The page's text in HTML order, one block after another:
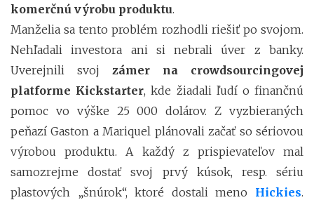
komerčnú výrobu produktu.
Manželia sa tento problém rozhodli riešiť po svojom.
Nehľadali investora ani si nebrali úver z banky.
Uverejnili svoj zámer na crowdsourcingovej
platforme Kickstarter, kde žiadali ľudí o finančnú
pomoc vo výške 25 000 dolárov. Z vyzbieraných
peňazí Gaston a Mariquel plánovali začať so sériovou
výrobou produktu. A každý z prispievateľov mal
samozrejme dostať svoj prvý kúsok, resp. sériu
plastových „šnúrok“, ktoré dostali meno Hickies.